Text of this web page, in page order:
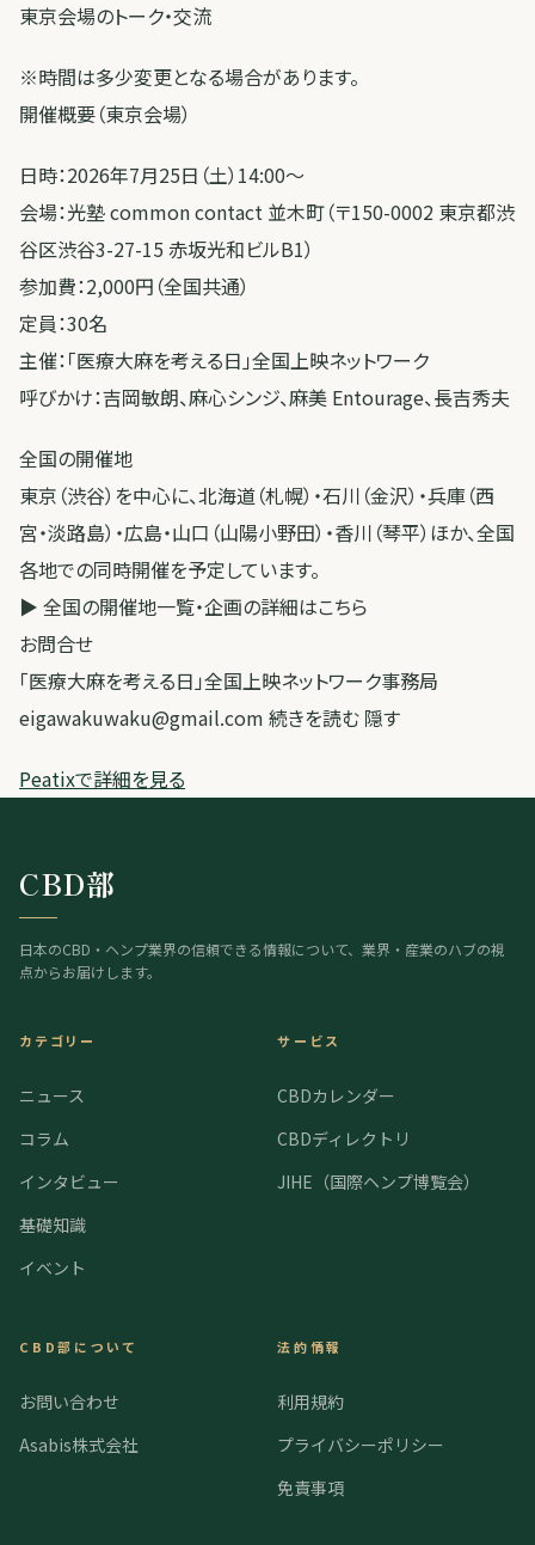
東京会場のトーク・交流
※時間は多少変更となる場合があります。
開催概要（東京会場）
日時：2026年7月25日（土）14:00〜
会場：光塾 common contact 並木町（〒150-0002 東京都渋
谷区渋谷3-27-15 赤坂光和ビルB1）
参加費：2,000円（全国共通）
定員：30名
主催：「医療大麻を考える日」全国上映ネットワーク
呼びかけ：吉岡敏朗、麻心シンジ、麻美 Entourage、長吉秀夫
全国の開催地
東京（渋谷）を中心に、北海道（札幌）・石川（金沢）・兵庫（西
宮・淡路島）・広島・山口（山陽小野田）・香川（琴平）ほか、全国
各地での同時開催を予定しています。
▶ 全国の開催地一覧・企画の詳細はこちら
お問合せ
「医療大麻を考える日」全国上映ネットワーク事務局
eigawakuwaku@gmail.com 続きを読む 隠す
Peatixで詳細を見る
CBD部
日本のCBD・ヘンプ業界の信頼できる情報について、業界・産業のハブの視
点からお届けします。
カテゴリー
ニュース
コラム
インタビュー
基礎知識
イベント
サービス
CBDカレンダー
CBDディレクトリ
JIHE（国際ヘンプ博覧会）
CBD部について
お問い合わせ
Asabis株式会社
法的情報
利用規約
プライバシーポリシー
免責事項